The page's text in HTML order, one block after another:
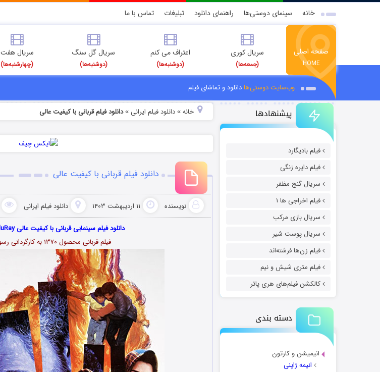
خانه سینمای دوستی‌ها راهنمای دانلود تبلیغات تماس با ما
صفحه اصلی
HOME
سریال کوری
(جمعه‌ها)
اعتراف می کنم
(دوشنبه‌ها)
سریال گل سنگ
(دوشنبه‌ها)
سریال هفت
(چهارشنبه‌ها)
وب‌سایت دوستی‌هادانلود و تماشای فیلم
پیشنهادها
فیلم بادیگارد
فیلم دایره زنگی
سریال گنج مظفر
فیلم اخراجی ها ۱
سریال بازی مرکب
سریال پوست شیر
فیلم زن‌ها فرشته‌اند
فیلم متری شیش و نیم
کالکشن فیلم‌های هری پاتر
دسته بندی
انیمیشن و کارتون
انیمه ژاپنی
خانه» دانلود فیلم‌ ایرانی »دانلود فیلم قربانی با کیفیت عالی
دانلود فیلم قربانی با کیفیت عالی
نویسنده ۱۱ اردیبهشت ۱۴۰۳ دانلود فیلم‌ ایرانی
دانلود فیلم سینمایی قربانی با کیفیت عالی 1080p Full HD BluRay
فیلم قربانی محصول ۱۳۷۰ به کارگردانی رسول صدرعاملی